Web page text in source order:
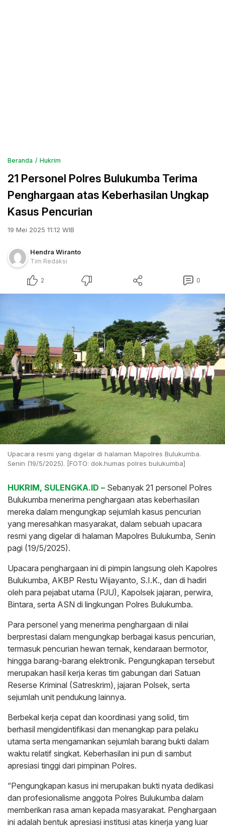
Beranda Hukrim
21 Personel Polres Bulukumba Terima
Penghargaan atas Keberhasilan Ungkap
Kasus Pencurian
19 Mei 2025 11:12 WIB
Hendra Wiranto
Tim Redaksi
2 0
Upacara resmi yang digelar di halaman Mapolres Bulukumba.
Senin (19/5/2025). [FOTO: dok.humas polres bulukumba]
HUKRIM, SULENGKA.ID – Sebanyak 21 personel Polres
Bulukumba menerima penghargaan atas keberhasilan
mereka dalam mengungkap sejumlah kasus pencurian
yang meresahkan masyarakat, dalam sebuah upacara
resmi yang digelar di halaman Mapolres Bulukumba, Senin
pagi (19/5/2025).
Upacara penghargaan ini di pimpin langsung oleh Kapolres
Bulukumba, AKBP Restu Wijayanto, S.I.K., dan di hadiri
oleh para pejabat utama (PJU), Kapolsek jajaran, perwira,
Bintara, serta ASN di lingkungan Polres Bulukumba.
Para personel yang menerima penghargaan di nilai
berprestasi dalam mengungkap berbagai kasus pencurian,
termasuk pencurian hewan ternak, kendaraan bermotor,
hingga barang-barang elektronik. Pengungkapan tersebut
merupakan hasil kerja keras tim gabungan dari Satuan
Reserse Kriminal (Satreskrim), jajaran Polsek, serta
sejumlah unit pendukung lainnya.
Berbekal kerja cepat dan koordinasi yang solid, tim
berhasil mengidentifikasi dan menangkap para pelaku
utama serta mengamankan sejumlah barang bukti dalam
waktu relatif singkat. Keberhasilan ini pun di sambut
apresiasi tinggi dari pimpinan Polres.
“Pengungkapan kasus ini merupakan bukti nyata dedikasi
dan profesionalisme anggota Polres Bulukumba dalam
memberikan rasa aman kepada masyarakat. Penghargaan
ini adalah bentuk apresiasi institusi atas kinerja yang luar